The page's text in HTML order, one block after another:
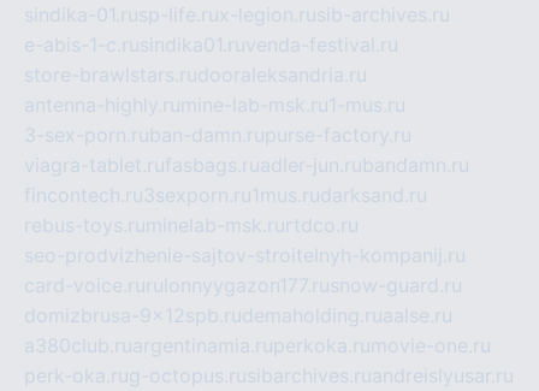
sindika-01.rusp-life.rux-legion.rusib-archives.ru
e-abis-1-c.rusindika01.ruvenda-festival.ru
store-brawlstars.rudooraleksandria.ru
antenna-highly.ru mine-lab-msk.ru1-mus.ru
3-sex-porn.ruban-damn.rupurse-factory.ru
viagra-tablet.rufasbags.ruadler-jun.rubandamn.ru
fincontech.ru3sexporn.ru1mus.rudarksand.ru
rebus-toys.ru minelab-msk.ru rtdco.ru
seo-prodvizhenie-sajtov-stroitelnyh-kompanij.ru
card-voice.ru rulonnyygazon177.rusnow-guard.ru
domizbrusa-9x12spb.rudemaholding.ruaalse.ru
a380club.ruargentinamia.ruperkoka.ru movie-one.ru
perk-oka.rug-octopus.rusibarchives.ruandreislyusar.ru